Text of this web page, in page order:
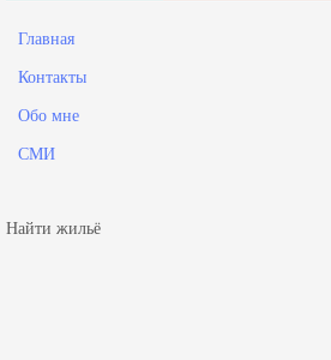
Главная
Контакты
Обо мне
СМИ
Найти жильё